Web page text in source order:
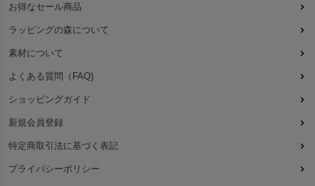
お得なセール商品
ラッピングの森について
素材について
よくある質問（FAQ)
ショッピングガイド
新規会員登録
特定商取引法に基づく表記
プライバシーポリシー